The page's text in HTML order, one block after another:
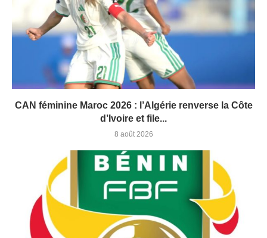
CAN féminine Maroc 2026 : l’Algérie renverse la Côte
d’Ivoire et file...
8 août 2026